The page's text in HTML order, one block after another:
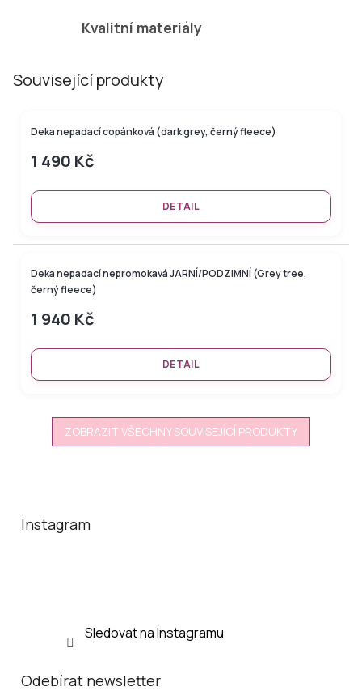
Kvalitní materiály
Související produkty
Deka nepadací copánková (dark grey, černý fleece)
1 490 Kč
DETAIL
Deka nepadací nepromokavá JARNÍ/PODZIMNÍ (Grey tree,
černý fleece)
1 940 Kč
DETAIL
ZOBRAZIT VŠECHNY SOUVISEJÍCÍ PRODUKTY
Instagram
Sledovat na Instagramu
Odebírat newsletter